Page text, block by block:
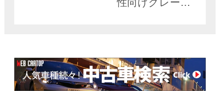
性向けグレード